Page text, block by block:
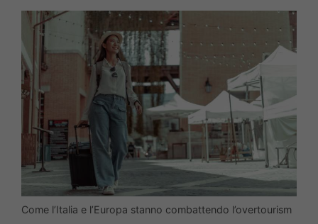
Come l’Italia e l’Europa stanno combattendo l’overtourism